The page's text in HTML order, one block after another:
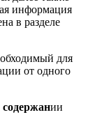
информация
в разделе
для
от одного
ии